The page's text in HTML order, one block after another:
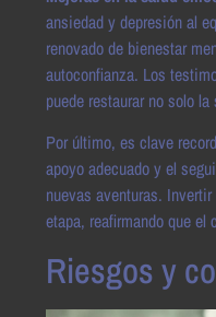
ansiedad y depresión al
renovado de bienestar
autoconfianza. Los
puede restaurar no solo
Por último, es clave
apoyo adecuado y el
nuevas aventuras.
etapa, reafirmando que
Riesgos y